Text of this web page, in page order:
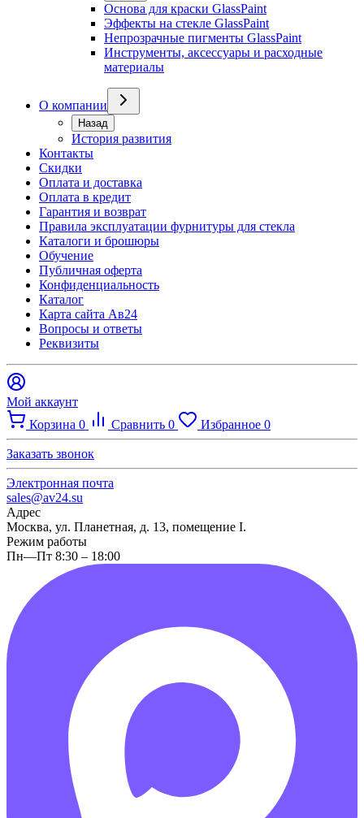
Основа для краски GlassPaint
Эффекты на стекле GlassPaint
Непрозрачные пигменты GlassPaint
Инструменты, аксессуары и расходные
материалы
О компании
Назад
История развития
Контакты
Скидки
Оплата и доставка
Оплата в кредит
Гарантия и возврат
Правила эксплуатации фурнитуры для стекла
Каталоги и брошюры
Обучение
Публичная оферта
Конфиденциальность
Каталог
Карта сайта Ав24
Вопросы и ответы
Реквизиты
Мой аккаунт
Корзина 0 Сравнить 0 Избранное 0
Заказать звонок
Электронная почта
sales@av24.su
Адрес
Москва, ул. Планетная, д. 13, помещение I.
Режим работы
Пн—Пт 8:30 – 18:00